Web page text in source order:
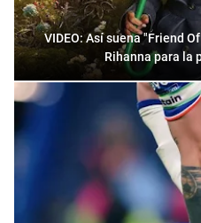
VIDEO: Así suena "Friend
Rihanna para la